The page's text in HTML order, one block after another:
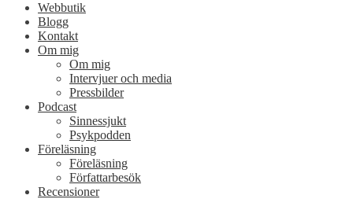
Webbutik
Blogg
Kontakt
Om mig
Om mig
Intervjuer och media
Pressbilder
Podcast
Sinnessjukt
Psykpodden
Föreläsning
Föreläsning
Författarbesök
Recensioner